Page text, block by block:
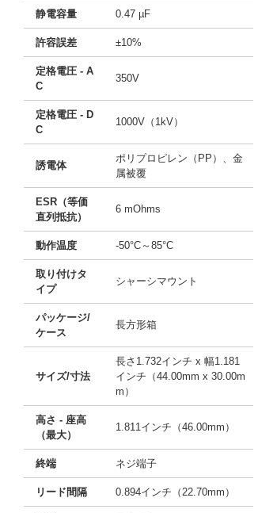
静電容量 0.47 µF
許容誤差 ±10%
定格電圧 - A
C
350V
定格電圧 - D
C
1000V（1kV）
誘電体
ポリプロピレン（PP）、金
属被覆
ESR（等価
直列抵抗）
6 mOhms
動作温度 -50°C～85°C
取り付けタ
イプ
シャーシマウント
パッケージ/
ケース
長方形箱
サイズ/寸法
長さ1.732インチ x 幅1.181
インチ（44.00mm x 30.00m
m）
高さ - 座高
（最大）
1.811インチ（46.00mm）
終端 ネジ端子
リード間隔 0.894インチ（22.70mm）